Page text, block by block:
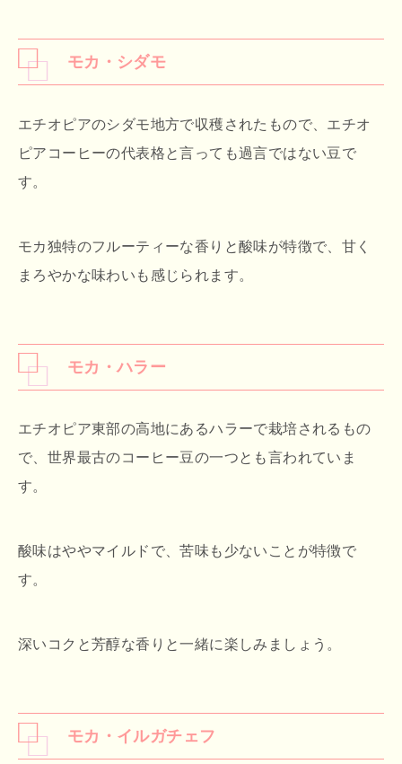
モカ・シダモ
エチオピアのシダモ地方で収穫されたもので、エチオ
ピアコーヒーの代表格と言っても過言ではない豆で
す。
モカ独特のフルーティーな香りと酸味が特徴で、甘く
まろやかな味わいも感じられます。
モカ・ハラー
エチオピア東部の高地にあるハラーで栽培されるもの
で、世界最古のコーヒー豆の一つとも言われていま
す。
酸味はややマイルドで、苦味も少ないことが特徴で
す。
深いコクと芳醇な香りと一緒に楽しみましょう。
モカ・イルガチェフ